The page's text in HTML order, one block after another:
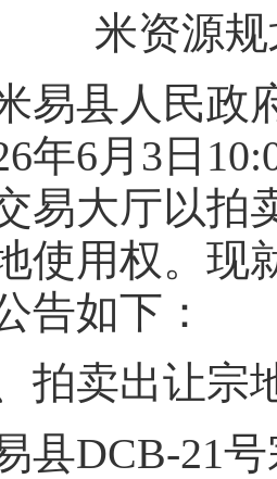
米资源
县人民政府
年6月3日
易大厅以拍
使用权。现
告如下：
卖出让宗地
DCB-21号